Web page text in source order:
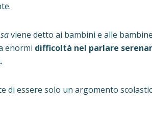
viene detto ai bambini e alle
enormi difficoltà nel parlare
di essere solo un argomento